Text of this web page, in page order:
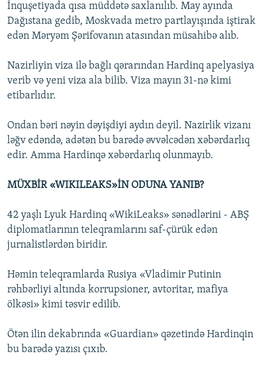
İnquşetiyada qısa müddətə saxlanılıb. May ayında
Dağıstana gedib, Moskvada metro partlayışında iştirak
edən Məryəm Şərifovanın atasından müsahibə alıb.
Nazirliyin viza ilə bağlı qərarından Hardinq apelyasiya
verib və yeni viza ala bilib. Viza mayın 31-nə kimi
etibarlıdır.
Ondan bəri nəyin dəyişdiyi aydın deyil. Nazirlik vizanı
ləğv edəndə, adətən bu barədə əvvəlcədən xəbərdarlıq
edir. Amma Hardinqə xəbərdarlıq olunmayıb.
MÜXBİR «WIKILEAKS»İN ODUNA YANIB?
42 yaşlı Lyuk Hardinq «WikiLeaks» sənədlərini - ABŞ
diplomatlarının teleqramlarını saf-çürük edən
jurnalistlərdən biridir.
Həmin teleqramlarda Rusiya «Vladimir Putinin
rəhbərliyi altında korrupsioner, avtoritar, mafiya
ölkəsi» kimi təsvir edilib.
Ötən ilin dekabrında «Guardian» qəzetində Hardinqin
bu barədə yazısı çıxıb.